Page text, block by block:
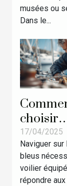
casino
musées ou
Dans le...
choisir
idéal
votre
17/04/2025
Naviguer
bleus
voilier
répondre